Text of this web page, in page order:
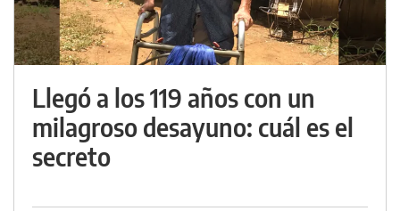
Llegó a los 119 años con un
milagroso desayuno: cuál es el
secreto